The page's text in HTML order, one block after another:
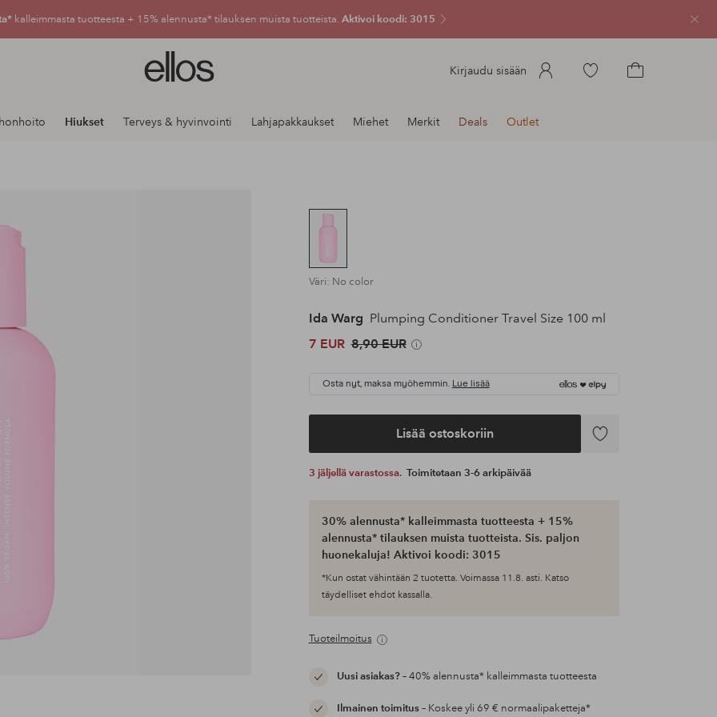
kalleimmasta tuotteesta + 15% alennusta* tilauksen muista tuotteista. Aktivoi koodi: 3015 Sulje
Ellos-
logo
siirry
Kirjaudu sisään
Siirry
Hiukset Terveys & hyvinvointi Lahjapakkaukset Miehet Merkit Deals Outlet
Väri: No color
Ida Warg Plumping Conditioner Travel Size 100 ml
7 EUR 8,90 EUR
Osta nyt, maksa myöhemmin. Lue lisää
Lisää ostoskoriin
Lisää
3 jäljellä varastossa. Toimitetaan 3-6 arkipäivää
30% alennusta* kalleimmasta tuotteesta + 15%
alennusta* tilauksen muista tuotteista. Sis. paljon
huonekaluja! Aktivoi koodi: 3015
*Kun ostat vähintään 2 tuotetta. Voimassa 11.8. asti. Katso
täydelliset ehdot kassalla.
Tuoteilmoitus
Uusi asiakas?– 40% alennusta* kalleimmasta tuotteesta
Ilmainen toimitus– Koskee yli 69 € normaalipaketteja*